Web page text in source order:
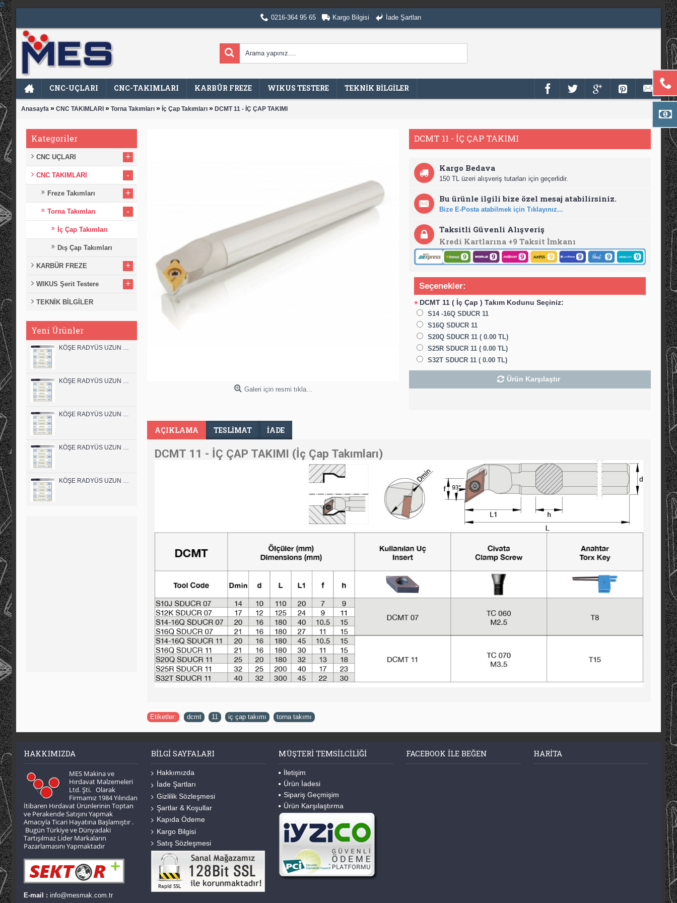
0216-364 95 65 Kargo Bilgisi İade Şartları
CNC-UÇLARI CNC-TAKIMLARI KARBÜR FREZE WIKUS TESTERE TEKNİK BİLGİLER
Anasayfa » CNC TAKIMLARI » Torna Takımları » İç Çap Takımları » DCMT 11 - İÇ ÇAP TAKIMI
Kategoriler
CNC UÇLARI +
CNC TAKIMLARI -
Freze Takımları +
Torna Takımları -
İç Çap Takımları
Dış Çap Takımları
KARBÜR FREZE +
WIKUS Şerit Testere +
TEKNİK BİLGİLER
Yeni Ürünler
Galeri için resmi tıkla...
DCMT 11 - İÇ ÇAP TAKIMI
Kargo Bedava
150 TL üzeri alışveriş tutarları için geçerlidir.
Bu ürünle ilgili bize özel mesaj atabilirsiniz.
Bize E-Posta atabilmek için Tıklayınız...
Taksitli Güvenli Alışveriş
Kredi Kartlarına +9 Taksit İmkanı
Seçenekler:
* DCMT 11 ( İç Çap ) Takım Kodunu Seçiniz:
S14 -16Q SDUCR 11
S16Q SDUCR 11
S20Q SDUCR 11 ( 0.00 TL)
S25R SDUCR 11 ( 0.00 TL)
S32T SDUCR 11 ( 0.00 TL)
Ürün Karşılaştır
AÇIKLAMA TESLIMAT İADE
DCMT 11 - İÇ ÇAP TAKIMI (İç Çap Takımları)
Etiketler: dcmt 11 iç çap takımı torna takımı
HAKKIMIZDA
MES Makina ve
Hırdavat Malzemeleri
Ltd. Şti. Olarak
Firmamız 1984 Yılından
İtibaren Hırdavat Ürünlerinin Toptan
ve Perakende Satışını Yapmak
Amacıyla Ticari Hayatına Başlamıştır .
Bugün Türkiye ve Dünyadaki
Tartışılmaz Lider Markaların
Pazarlamasını Yapmaktadır
E-mail : info@mesmak.com.tr
BILGI SAYFALARI
Hakkımızda
İade Şartları
Gizlilik Sözleşmesi
Şartlar & Koşullar
Kapıda Ödeme
Kargo Bilgisi
Satış Sözleşmesi
MÜŞTERI TEMSILCILIĞI
İletişim
Ürün İadesi
Sipariş Geçmişim
Ürün Karşılaştırma
FACEBOOK ILE BEĞEN HARITA